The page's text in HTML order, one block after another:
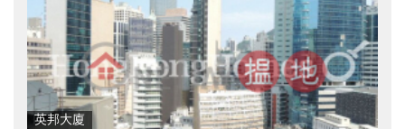
英邦大廈